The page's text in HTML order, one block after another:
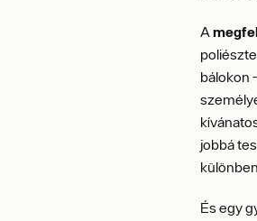
A
bálokon
jobbá
És egy